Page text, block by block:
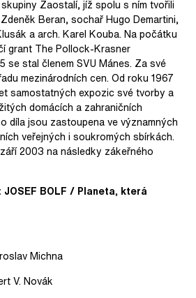
Zaostalí, jíž spolu s ním tvořili
Beran, sochař Hugo Demartini,
a arch. Karel Kouba. Na počátku
grant The Pollock-Krasner
se stal členem SVU Mánes. Za své
mezinárodních cen. Od roku 1967
samostatných expozic své tvorby a
domácích a zahraničních
díla jsou zastoupena ve významných
veřejných i soukromých sbírkách.
2003 na následky zákeřného
JOSEF BOLF / Planeta, která
Michna
V. Novák